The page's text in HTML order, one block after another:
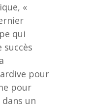
«
qui
succès
pour
pour
un